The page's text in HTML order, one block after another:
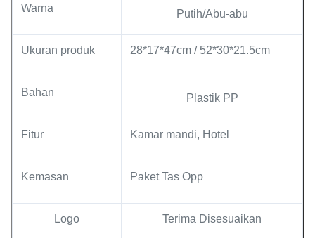
Warna Putih/Abu-abu
Ukuran produk 28*17*47cm / 52*30*21.5cm
Bahan Plastik PP
Fitur Kamar mandi, Hotel
Kemasan Paket Tas Opp
Logo Terima Disesuaikan